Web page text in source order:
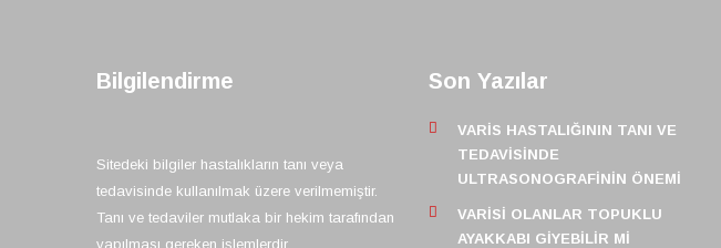
Bilgilendirme
Sitedeki bilgiler hastalıkların tanı veya
tedavisinde kullanılmak üzere verilmemiştir.
Tanı ve tedaviler mutlaka bir hekim tarafından
yapılması gereken işlemlerdir.
Son Yazılar
VARIS HASTALIĞININ TANI VE
TEDAVISINDE
ULTRASONOGRAFININ ÖNEMI
VARISI OLANLAR TOPUKLU
AYAKKABI GIYEBILIR MI